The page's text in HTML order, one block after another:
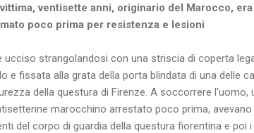
ventisette anni, originario del Marocco,
poco prima per resistenza e lesioni
ucciso strangolandosi con una striscia di coperta
e fissata alla grata della porta blindata di una delle
della questura di Firenze. A soccorrere l'uomo,
marocchino arrestato poco prima,
del corpo di guardia della questura fiorentina e poi